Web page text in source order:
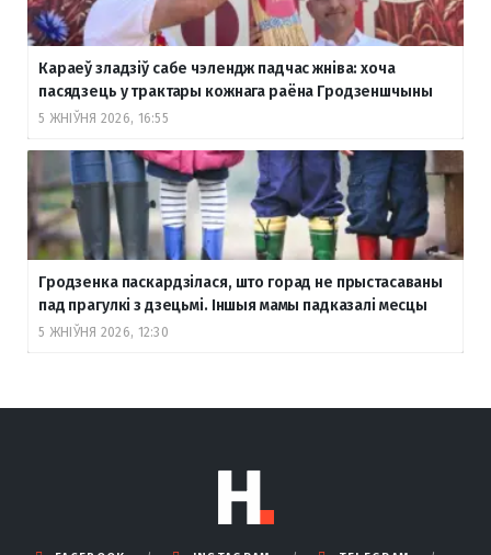
Караеў зладзіў сабе чэлендж падчас жніва: хоча
пасядзець у трактары кожнага раёна Гродзеншчыны
5 ЖНІЎНЯ 2026, 16:55
Гродзенка паскардзілася, што горад не прыстасаваны
пад прагулкі з дзецьмі. Іншыя мамы падказалі месцы
5 ЖНІЎНЯ 2026, 12:30